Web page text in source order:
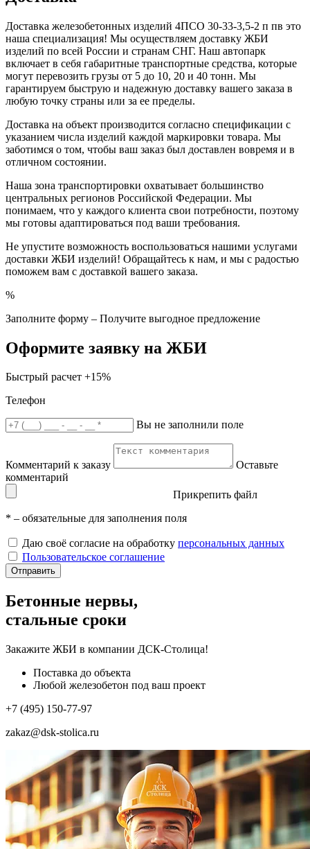
Доставка железобетонных изделий 4ПСО 30-33-3,5-2 п пв это
наша специализация! Мы осуществляем доставку ЖБИ
изделий по всей России и странам СНГ. Наш автопарк
включает в себя габаритные транспортные средства, которые
могут перевозить грузы от 5 до 10, 20 и 40 тонн. Мы
гарантируем быструю и надежную доставку вашего заказа в
любую точку страны или за ее пределы.
Доставка на объект производится согласно спецификации с
указанием числа изделий каждой маркировки товара. Мы
заботимся о том, чтобы ваш заказ был доставлен вовремя и в
отличном состоянии.
Наша зона транспортировки охватывает большинство
центральных регионов Российской Федерации. Мы
понимаем, что у каждого клиента свои потребности, поэтому
мы готовы адаптироваться под ваши требования.
Не упустите возможность воспользоваться нашими услугами
доставки ЖБИ изделий! Обращайтесь к нам, и мы с радостью
поможем вам с доставкой вашего заказа.
%
Заполните форму – Получите выгодное предложение
Оформите заявку на ЖБИ
Быстрый расчет +15%
Телефон
Вы не заполнили поле
Комментарий к заказу
Оставьте
комментарий
Прикрепить файл
* – обязательные для заполнения поля
Даю своё согласие на обработку персональных данных
Пользовательское соглашение
Отправить
Бетонные нервы,
стальные сроки
Закажите ЖБИ в компании ДСК-Столица!
Поставка до объекта
Любой железобетон под ваш проект
+7 (495) 150-77-97
zakaz@dsk-stolica.ru